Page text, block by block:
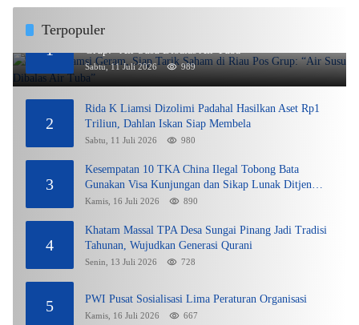
Terpopuler
1
Rida K Liamsi Geram, Siap Tarik Saham di Riau Pos
Grup: “Air Susu Dibalas Air Tuba”
Sabtu, 11 Juli 2026 989
2
Rida K Liamsi Dizolimi Padahal Hasilkan Aset Rp1
Triliun, Dahlan Iskan Siap Membela
Sabtu, 11 Juli 2026 980
3
Kesempatan 10 TKA China Ilegal Tobong Bata
Gunakan Visa Kunjungan dan Sikap Lunak Ditjen
Imigrasi Kepri?
Kamis, 16 Juli 2026 890
4
Khatam Massal TPA Desa Sungai Pinang Jadi Tradisi
Tahunan, Wujudkan Generasi Qurani
Senin, 13 Juli 2026 728
5 PWI Pusat Sosialisasi Lima Peraturan Organisasi
Kamis, 16 Juli 2026 667